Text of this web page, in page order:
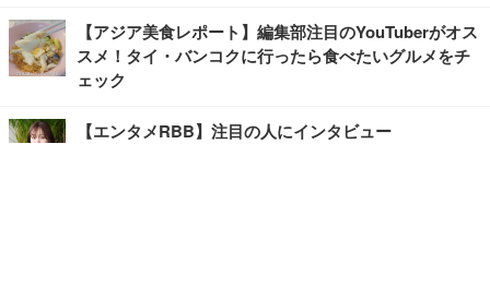
【アジア美食レポート】編集部注目のYouTuberがオス
スメ！タイ・バンコクに行ったら食べたいグルメをチ
ェック
【エンタメRBB】注目の人にインタビュー